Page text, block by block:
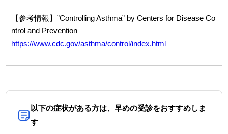
【参考情報】”Controlling Asthma” by Centers for Disease Co
ntrol and Prevention
https://www.cdc.gov/asthma/control/index.html
以下の症状がある方は、早めの受診をおすすめしま
す